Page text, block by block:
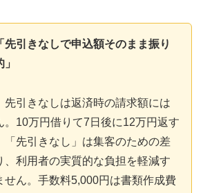
先引きなしで申込額そのまま振り
先引きなしは返済時の請求額には
。10万円借りて7日後に12万円返す
「先引きなし」は集客のための差
、利用者の実質的な負担を軽減す
せん。手数料5,000円は書類作成費